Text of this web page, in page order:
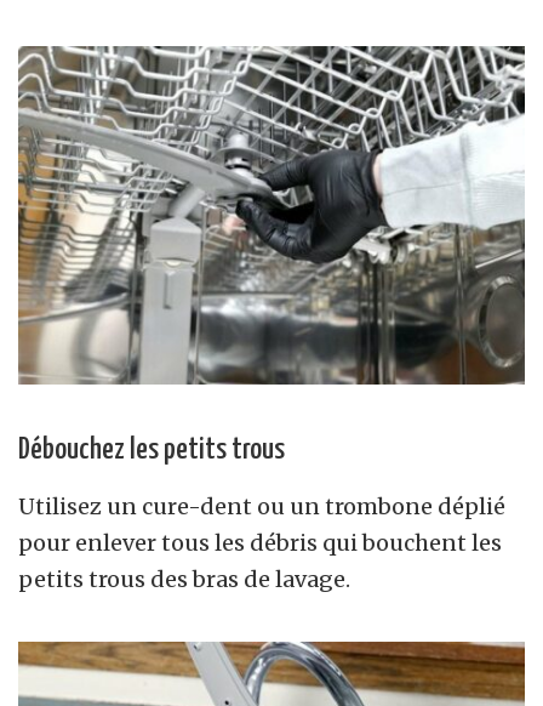
Débouchez les petits trous
Utilisez un cure-dent ou un trombone déplié
pour enlever tous les débris qui bouchent les
petits trous des bras de lavage.